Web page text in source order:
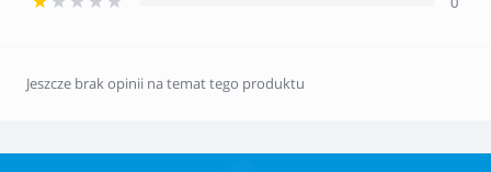
Jeszcze brak opinii na temat tego produktu